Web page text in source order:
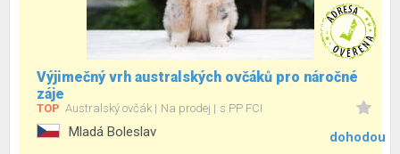
Výjimečný vrh australských ovčáků pro náročné
záje
TOP Australský ovčák Na prodej s PP FCI
Mladá Boleslav dohodou